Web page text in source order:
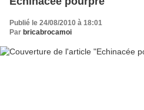
Publié le 24/08/2010 à 18:01
Par bricabrocamoi